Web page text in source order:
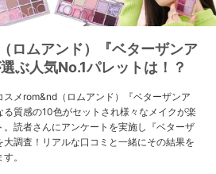
ロムアンド）『ベターザンア
ぶ人気No.1パレットは！？
スメrom&nd（ロムアンド）『ベターザンア
質感の10色がセットされ様々なメイクが楽
。読者さんにアンケートを実施し『ベターザ
調査！リアルな口コミと一緒にその結果を
。